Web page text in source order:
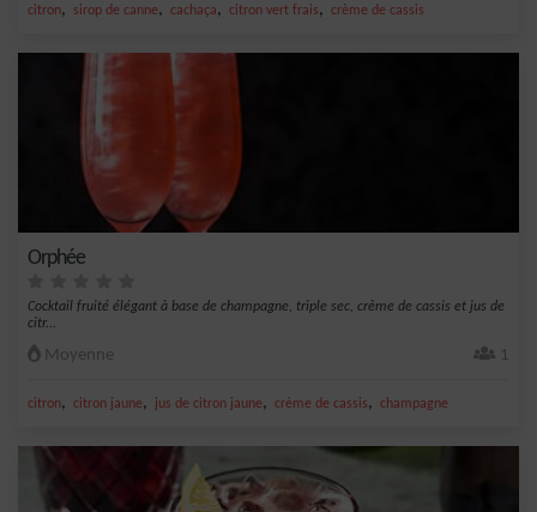
citron, sirop de canne, cachaça, citron vert frais, crème de cassis
Orphée
Cocktail fruité élégant à base de champagne, triple sec, crème de cassis et jus de
citr...
Moyenne 1
citron, citron jaune, jus de citron jaune, crème de cassis, champagne